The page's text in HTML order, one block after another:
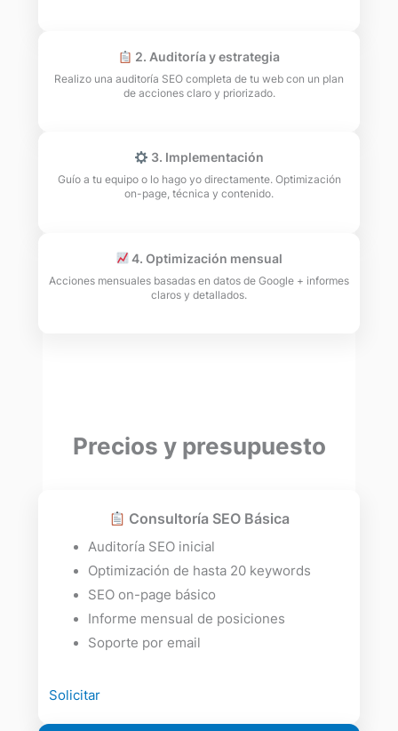
2. Auditoría y estrategia
Realizo una auditoría SEO completa de tu web con un plan
de acciones claro y priorizado.
3. Implementación
Guío a tu equipo o lo hago yo directamente. Optimización
on-page, técnica y contenido.
4. Optimización mensual
Acciones mensuales basadas en datos de Google + informes
claros y detallados.
Precios y presupuesto
Consultoría SEO Básica
Auditoría SEO inicial
Optimización de hasta 20 keywords
SEO on-page básico
Informe mensual de posiciones
Soporte por email
Solicitar